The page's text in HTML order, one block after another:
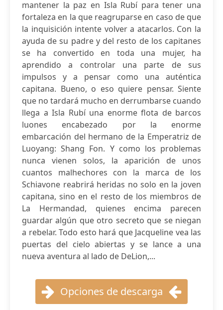
mantener la paz en Isla Rubí para tener una
fortaleza en la que reagruparse en caso de que
la inquisición intente volver a atacarlos. Con la
ayuda de su padre y del resto de los capitanes
se ha convertido en toda una mujer, ha
aprendido a controlar una parte de sus
impulsos y a pensar como una auténtica
capitana. Bueno, o eso quiere pensar. Siente
que no tardará mucho en derrumbarse cuando
llega a Isla Rubí una enorme flota de barcos
luones encabezado por la enorme
embarcación del hermano de la Emperatriz de
Luoyang: Shang Fon. Y como los problemas
nunca vienen solos, la aparición de unos
cuantos malhechores con la marca de los
Schiavone reabrirá heridas no solo en la joven
capitana, sino en el resto de los miembros de
La Hermandad, quienes encima parecen
guardar algún que otro secreto que se niegan
a rebelar. Todo esto hará que Jacqueline vea las
puertas del cielo abiertas y se lance a una
nueva aventura al lado de DeLion,...
Opciones de descarga